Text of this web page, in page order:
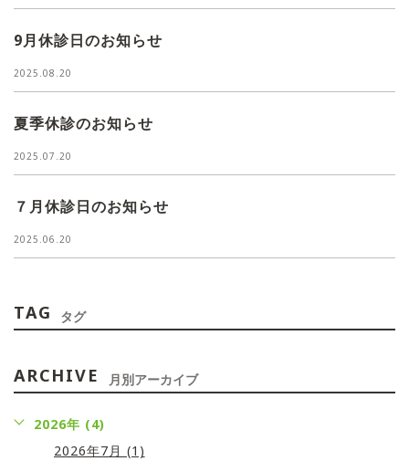
9月休診日のお知らせ
2025.08.20
夏季休診のお知らせ
2025.07.20
７月休診日のお知らせ
2025.06.20
TAG タグ
ARCHIVE 月別アーカイブ
2026年 (4)
2026年7月 (1)